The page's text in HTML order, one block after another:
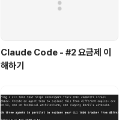
Claude Code - #2 요금제 이
해하기